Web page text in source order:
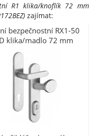
R1 klika/knoflík 72 mm
zajímat:
bezpečnostní RX1-50
klika/madlo 72 mm
mat 7200 BT3